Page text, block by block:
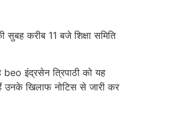
करीब 11 बजे शिक्षा समिति
beo इंद्रसेन त्रिपाठी को यह
हैं उनके खिलाफ नोटिस से जारी कर